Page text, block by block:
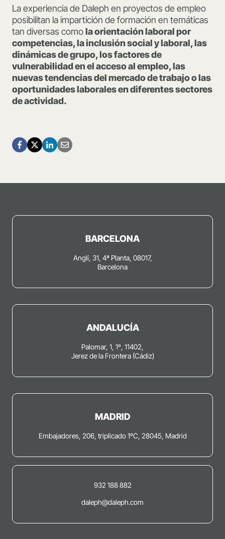
La experiencia de Daleph en proyectos de empleo
posibilitan la impartición de formación en temáticas
tan diversas comola orientación laboral por
competencias, la inclusión social y laboral, las
dinámicas de grupo, los factores de
vulnerabilidad en el acceso al empleo, las
nuevas tendencias del mercado de trabajo o las
oportunidades laborales en diferentes sectores
de actividad.
BARCELONA
Anglí, 31, 4ª Planta, 08017,
Barcelona
ANDALUCÍA
Palomar, 1, 1º, 11402,
Jerez de la Frontera (Cádiz)
MADRID
Embajadores, 206, triplicado 1ºC, 28045, Madrid
932 188 882
daleph@daleph.com